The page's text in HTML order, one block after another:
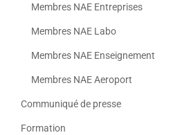
Membres NAE Entreprises
Membres NAE Labo
Membres NAE Enseignement
Membres NAE Aeroport
Communiqué de presse
Formation